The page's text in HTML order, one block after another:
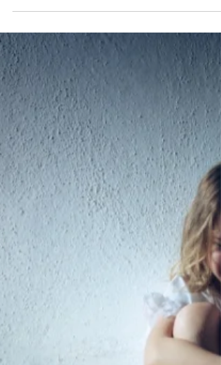
parece libertad lo es. A veces, lo que se vive
como una nueva experiencia es en realidad una
forma de procesar lo que aún no ha sanado. En
ese contexto aparece un tema del que poco se
habla con honestidad: el